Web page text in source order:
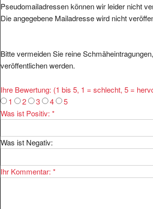
Pseudomailadressen können wir leider nicht
Die angegebene Mailadresse wird nicht
Bitte vermeiden Sie reine
veröffentlichen werden.
Ihre Bewertung: (1 bis 5, 1 = schlecht, 5 =
1
2 3 4
5
Was ist Positiv: *
Was ist Negativ:
Ihr Kommentar: *